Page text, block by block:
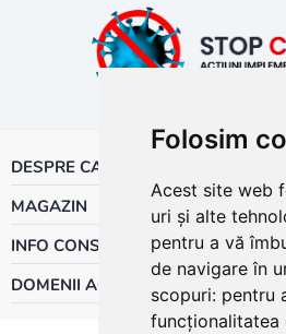
Folosim
Acest site web
uri și alte
pentru a vă
de navigare în
scopuri: pentru
funcționalitatea
DESPRE CALOR
MAGAZIN
INFO CONSUMATOR
DOMENII ACTIVITATE